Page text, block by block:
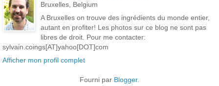
Bruxelles, Belgium
A Bruxelles on trouve des ingrédients du monde entier,
autant en profiter! Les photos sur ce blog ne sont pas
libres de droit. Pour me contacter:
sylvain.coings[AT]yahoo[DOT]com
Afficher mon profil complet
Fourni par Blogger.